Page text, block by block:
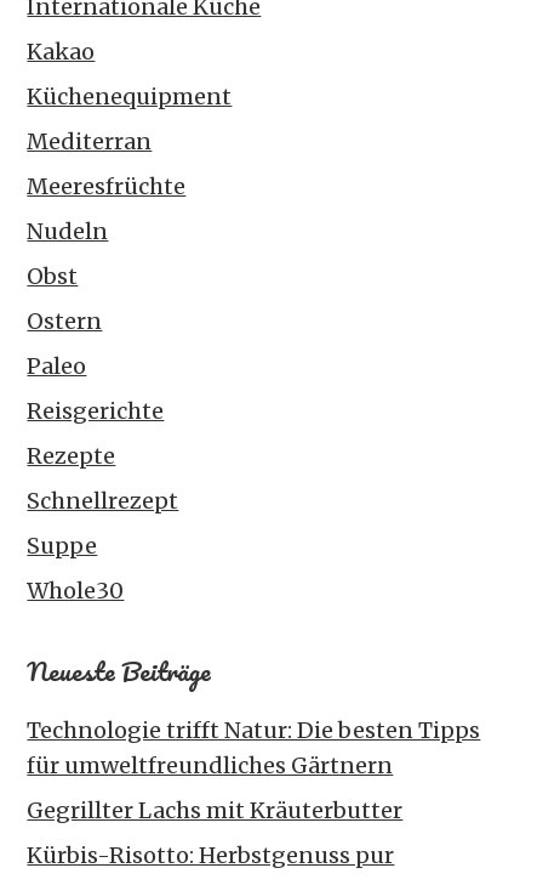
Internationale Küche
Kakao
Küchenequipment
Mediterran
Meeresfrüchte
Nudeln
Obst
Ostern
Paleo
Reisgerichte
Rezepte
Schnellrezept
Suppe
Whole30
Neueste Beiträge
Technologie trifft Natur: Die besten Tipps
für umweltfreundliches Gärtnern
Gegrillter Lachs mit Kräuterbutter
Kürbis-Risotto: Herbstgenuss pur